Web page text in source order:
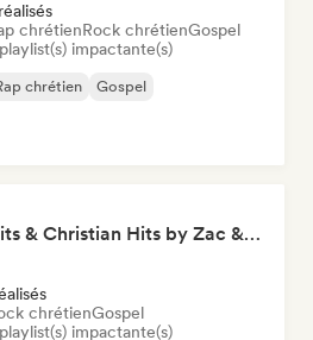
chrétienRock chrétienGospel
impactante(s)
chrétien
Gospel
Worship Hits & Christian Hits by Zac & Mikaela
chrétienGospel
impactante(s)